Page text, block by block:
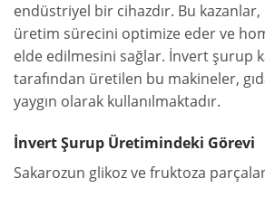
endüstriyel bir cihazdır. Bu
üretim sürecini optimize eder ve
elde edilmesini sağlar. İnvert şurup
tarafından üretilen bu makineler,
yaygın olarak kullanılmaktadır.
İnvert Şurup Üretimindeki Görevi
Sakarozun glikoz ve fruktoza